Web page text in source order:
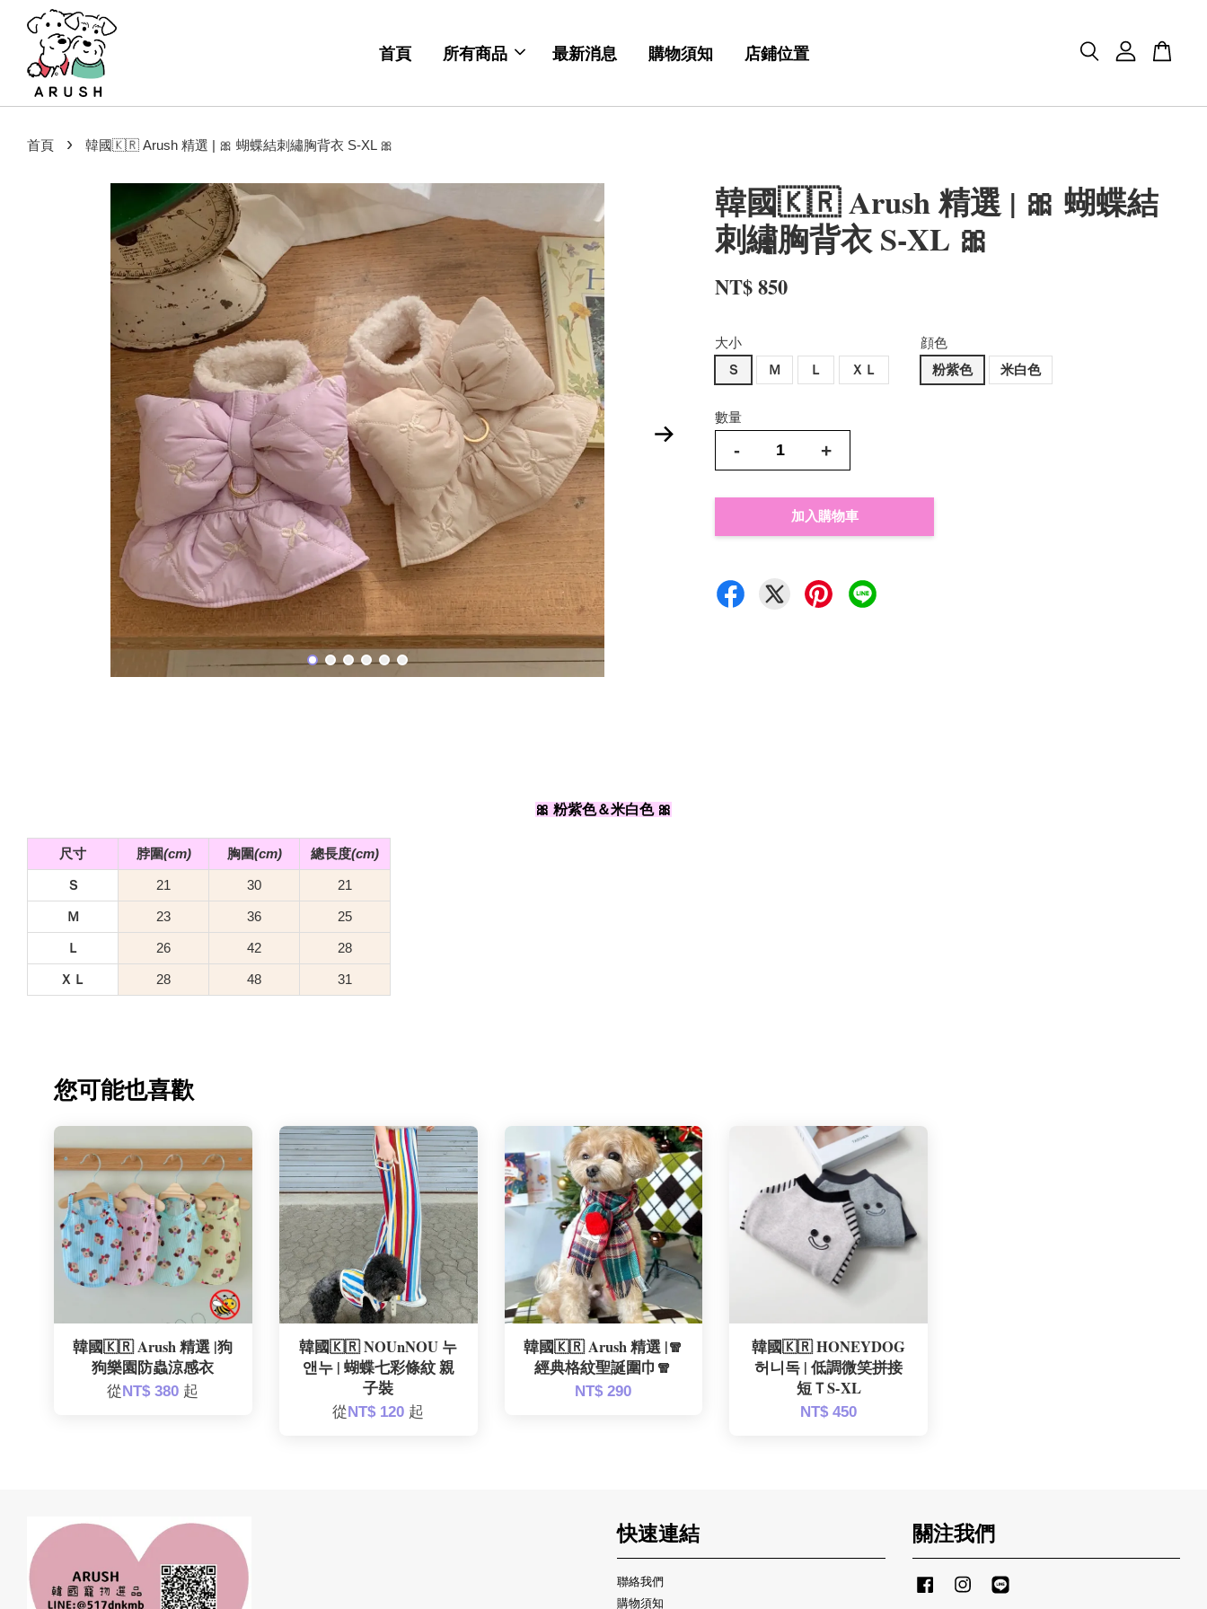
首頁 所有商品 最新消息 購物須知 店鋪位置
首頁 › 韓國🇰🇷 Arush 精選 | 🎀 蝴蝶結刺繡胸背衣 S-XL 🎀
韓國🇰🇷 Arush 精選 | 🎀 蝴蝶結
刺繡胸背衣 S-XL 🎀
NT$ 850
大小
Ｓ
Ｍ Ｌ ＸＬ
顔色
粉紫色
米白色
數量
- +
加入購物車
🎀 粉紫色＆米白色 🎀
尺寸 脖圍(cm) 胸圍(cm) 總長度(cm)
Ｓ 21 30 21
Ｍ 23 36 25
Ｌ 26 42 28
ＸＬ 28 48 31
您可能也喜歡
韓國🇰🇷 Arush 精選 |狗
狗樂園防蟲涼感衣
從NT$ 380 起
韓國🇰🇷 NOUnNOU 누
앤누 | 蝴蝶七彩條紋 親
子裝
從NT$ 120 起
韓國🇰🇷 Arush 精選 |🧣
經典格紋聖誕圍巾🧣
NT$ 290
韓國🇰🇷 HONEYDOG
허니독 | 低調微笑拼接
短ＴS-XL
NT$ 450
快速連結
聯絡我們
購物須知
關注我們
FacebookInstagram